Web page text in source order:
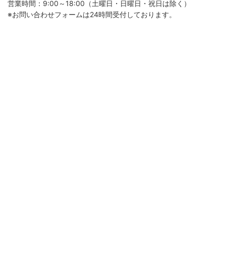
営業時間：9:00～18:00（土曜日・日曜日・祝日は除く）
※お問い合わせフォームは24時間受付しております。